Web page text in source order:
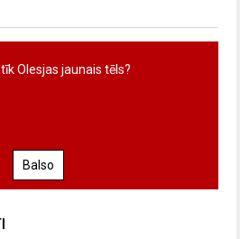
Olesjas jaunais tēls?
Balso